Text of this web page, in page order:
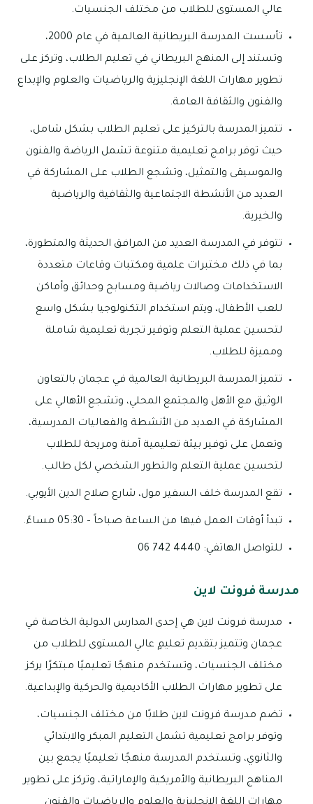
عالي المستوى للطلاب من مختلف الجنسيات.
تأسست المدرسة البريطانية العالمية في عام 2000،
وتستند إلى المنهج البريطاني في تعليم الطلاب، وتركز على
تطوير مهارات اللغة الإنجليزية والرياضيات والعلوم والإبداع
والفنون والثقافة العامة.
تتميز المدرسة بالتركيز على تعليم الطلاب بشكل شامل،
حيث توفر برامج تعليمية متنوعة تشمل الرياضة والفنون
والموسيقى والتمثيل، وتشجع الطلاب على المشاركة في
العديد من الأنشطة الاجتماعية والثقافية والرياضية
والخيرية.
تتوفر في المدرسة العديد من المرافق الحديثة والمتطورة،
بما في ذلك مختبرات علمية ومكتبات وقاعات متعددة
الاستخدامات وصالات رياضية ومسابح وحدائق وأماكن
للعب الأطفال، ويتم استخدام التكنولوجيا بشكل واسع
لتحسين عملية التعلم وتوفير تجربة تعليمية شاملة
ومميزة للطلاب.
تتميز المدرسة البريطانية العالمية في عجمان بالتعاون
الوثيق مع الأهل والمجتمع المحلي، وتشجع الأهالي على
المشاركة في العديد من الأنشطة والفعاليات المدرسية،
وتعمل على توفير بيئة تعليمية آمنة ومريحة للطلاب
لتحسين عملية التعلم والتطور الشخصي لكل طالب.
تقع المدرسة خلف السفير مول، شارع صلاح الدين الأيوبي.
تبدأ أوقات العمل فيها من الساعة صباحاً – 05:30 مساءً.
للتواصل الهاتفي: 4440 742 06
مدرسة فرونت لاين
مدرسة فرونت لاين هي إحدى المدارس الدولية الخاصة في
عجمان وتتميز بتقديم تعليمٍ عالي المستوى للطلاب من
مختلف الجنسيات، وتستخدم منهجًا تعليميًا مبتكرًا يركز
على تطوير مهارات الطلاب الأكاديمية والحركية والإبداعية.
تضم مدرسة فرونت لاين طلابًا من مختلف الجنسيات،
وتوفر برامج تعليمية تشمل التعليم المبكر والابتدائي
والثانوي، وتستخدم المدرسة منهجًا تعليميًا يجمع بين
المناهج البريطانية والأمريكية والإماراتية، وتركز على تطوير